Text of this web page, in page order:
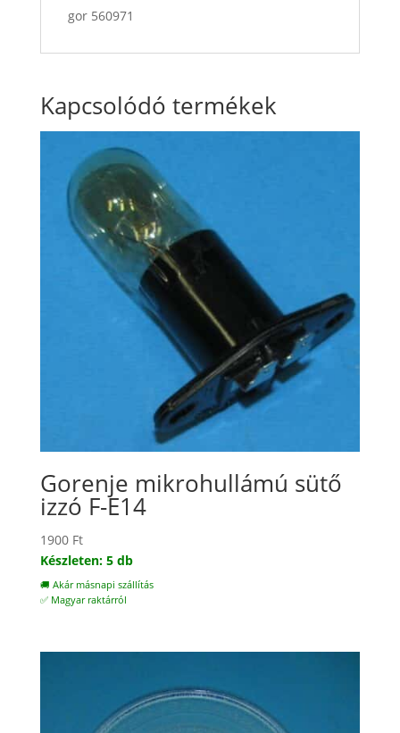
gor 560971
Kapcsolódó termékek
Gorenje mikrohullámú sütő
izzó F-E14
1900 Ft
Készleten: 5 db
🚚 Akár másnapi szállítás
✅ Magyar raktárról